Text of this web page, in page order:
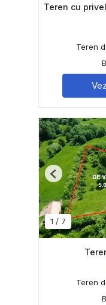
Teren cu
Teren
1 / 7
Previous
Teren